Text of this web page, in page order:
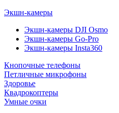
Экшн-камеры
Экшн-камеры DJI Osmo
Экшн-камеры Go-Pro
Экшн-камеры Insta360
Кнопочные телефоны
Петличные микрофоны
Здоровье
Квадрокоптеры
Умные очки